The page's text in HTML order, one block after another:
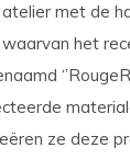
met de
waarvan het
ze deze